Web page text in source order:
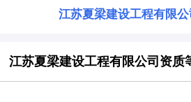
江苏夏梁建设工程有限公
江苏夏梁建设工程有限公司资质